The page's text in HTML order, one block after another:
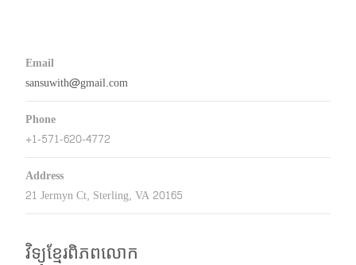
Email
sansuwith@gmail.com
Phone
+1-571-620-4772
Address
21 Jermyn Ct, Sterling, VA 20165
វិទ្យុខ្មែរពិភពលោក